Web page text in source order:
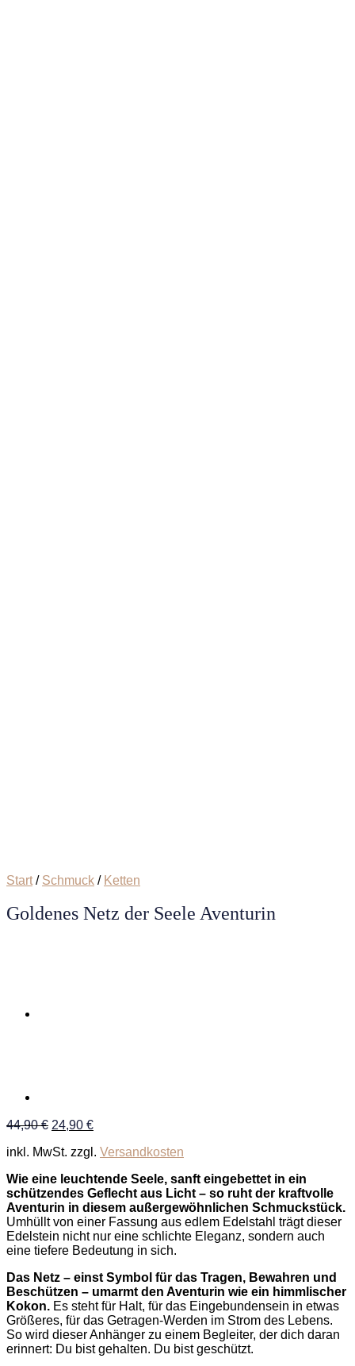
Start / Schmuck / Ketten
Goldenes Netz der Seele Aventurin
44,90€ Ursprünglicher
war:
24,90 €Aktueller
ist:
inkl. MwSt. zzgl. Versandkosten
Wie eine leuchtende Seele, sanft eingebettet in ein
schützendes Geflecht aus Licht – so ruht der kraftvolle
Aventurin in diesem außergewöhnlichen Schmuckstück.
Umhüllt von einer Fassung aus edlem Edelstahl trägt dieser
Edelstein nicht nur eine schlichte Eleganz, sondern auch
eine tiefere Bedeutung in sich.
Das Netz – einst Symbol für das Tragen, Bewahren und
Beschützen – umarmt den Aventurin wie ein himmlischer
Kokon. Es steht für Halt, für das Eingebundensein in etwas
Größeres, für das Getragen-Werden im Strom des Lebens.
So wird dieser Anhänger zu einem Begleiter, der dich daran
erinnert: Du bist gehalten. Du bist geschützt.